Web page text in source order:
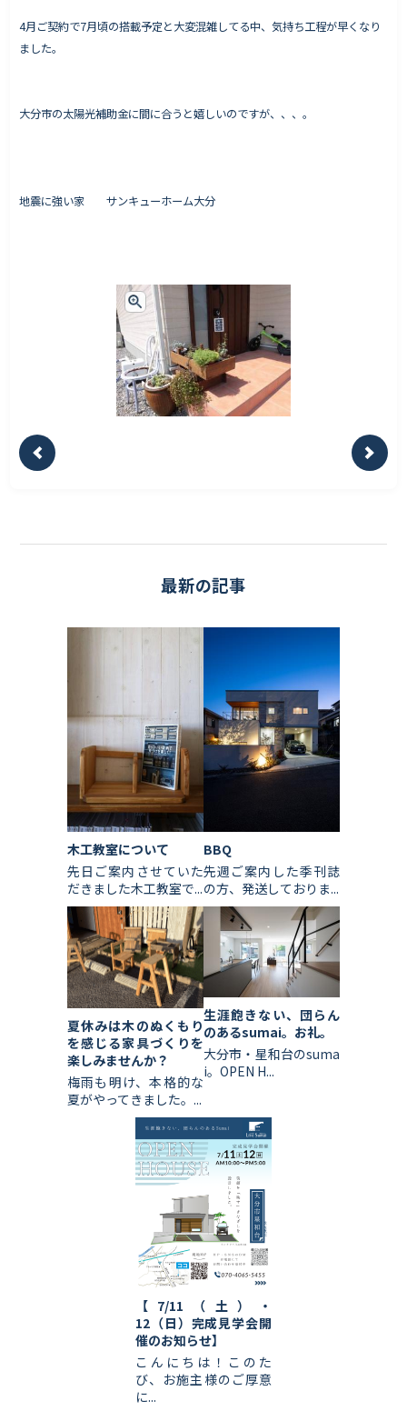
スタッフ紹介
4月ご契約で7月頃の搭載予定と大変混雑してる中、気持ち工程が早くなり
ました。
大分市の太陽光補助金に間に合うと嬉しいのですが、、、。
地震に強い家 サンキューホーム大分
最新の記事
木工教室について
先日ご案内させていた
だきました木工教室で...
BBQ
先週ご案内した季刊誌
の方、発送しておりま...
夏休みは木のぬくもり
を感じる家具づくりを
楽しみませんか？
梅雨も明け、本格的な
夏がやってきました。...
生涯飽きない、団らん
のあるsumai。お礼。
大分市・星和台のsuma
i。OPEN H...
【7/11（土）・
12（日）完成見学会開
催のお知らせ】
こんにちは！このた
び、お施主様のご厚意
に...